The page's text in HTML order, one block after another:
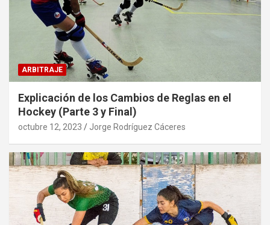
ARBITRAJE
Explicación de los Cambios de Reglas en el
Hockey (Parte 3 y Final)
octubre 12, 2023 Jorge Rodríguez Cáceres